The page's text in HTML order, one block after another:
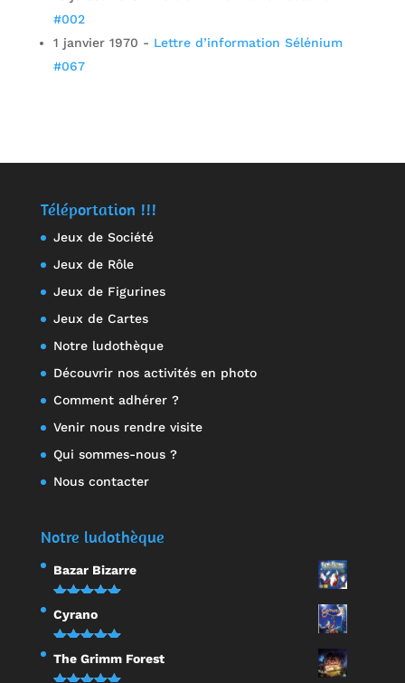
#002
1 janvier 1970 - Lettre d’information Sélénium
#067
Téléportation !!!
Jeux de Société
Jeux de Rôle
Jeux de Figurines
Jeux de Cartes
Notre ludothèque
Découvrir nos activités en photo
Comment adhérer ?
Venir nous rendre visite
Qui sommes-nous ?
Nous contacter
Notre ludothèque
Bazar Bizarre
Note5.00
sur 5
Cyrano
Note5.00
sur 5
The Grimm Forest